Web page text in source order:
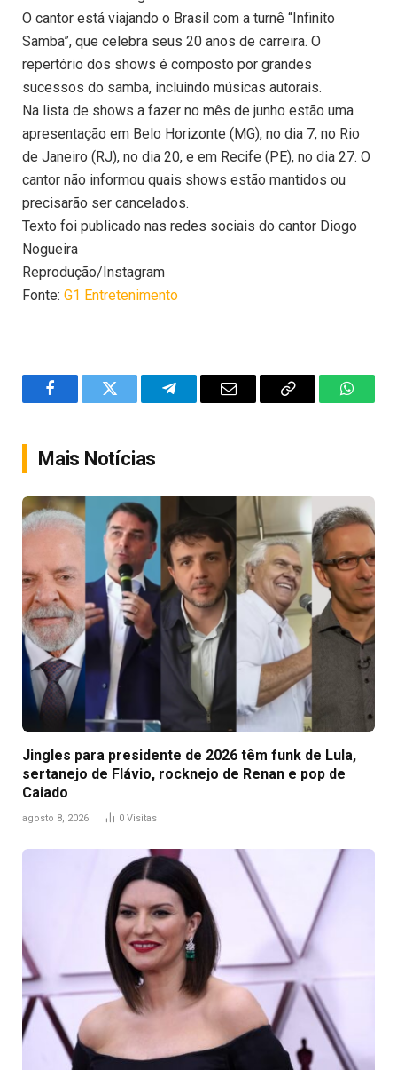
O cantor está viajando o Brasil com a turnê “Infinito
Samba”, que celebra seus 20 anos de carreira. O
repertório dos shows é composto por grandes
sucessos do samba, incluindo músicas autorais.
Na lista de shows a fazer no mês de junho estão uma
apresentação em Belo Horizonte (MG), no dia 7, no Rio
de Janeiro (RJ), no dia 20, e em Recife (PE), no dia 27. O
cantor não informou quais shows estão mantidos ou
precisarão ser cancelados.
Texto foi publicado nas redes sociais do cantor Diogo
Nogueira
Reprodução/Instagram
Fonte: G1 Entretenimento
FacebookTwitter TelegramEmail
Copy
Mais Notícias
Jingles para presidente de 2026 têm funk de Lula,
sertanejo de Flávio, rocknejo de Renan e pop de
Caiado
agosto 8, 2026 0 Visitas